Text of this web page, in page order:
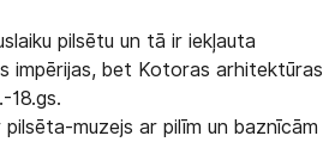
pilsētu un tā ir iekļauta
impērijas, bet Kotoras arhitektūras
18.gs.
muzejs ar pilīm un baznīcām